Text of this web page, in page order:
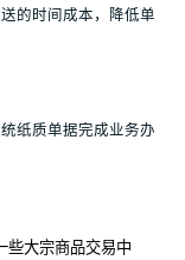
的时间成本，降低单
纸质单据完成业务办
些大宗商品交易中